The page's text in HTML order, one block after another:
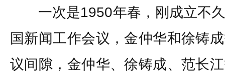
一次是1950年春，刚成立不久
国新闻工作会议，金仲华和徐铸
议间隙，金仲华、徐铸成、范长